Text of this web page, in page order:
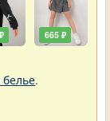
665 ₽
.